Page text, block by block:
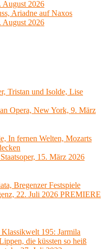
August 2026
Ariadne auf Naxos
August 2026
Tristan und Isolde, Lise
Opera, New York, 9. März
In fernen Welten, Mozarts
15. März 2026
Bregenzer Festspiele
22. Juli 2026 PREMIERE
Klassikwelt 195: Jarmila
die küssten so heiß